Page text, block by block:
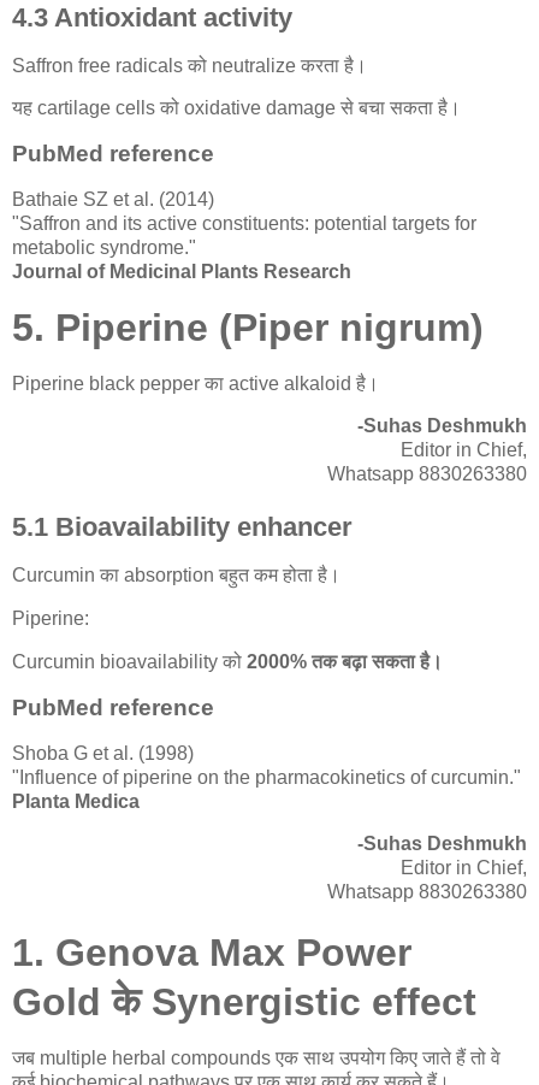
4.3 Antioxidant activity
Saffron free radicals को neutralize करता है।
यह cartilage cells को oxidative damage से बचा सकता है।
PubMed reference
Bathaie SZ et al. (2014)
"Saffron and its active constituents: potential targets for
metabolic syndrome."
Journal of Medicinal Plants Research
5. Piperine (Piper nigrum)
Piperine black pepper का active alkaloid है।
-Suhas Deshmukh
Editor in Chief,
Whatsapp 8830263380
5.1 Bioavailability enhancer
Curcumin का absorption बहुत कम होता है।
Piperine:
Curcumin bioavailability को 2000% तक बढ़ा सकता है।
PubMed reference
Shoba G et al. (1998)
"Influence of piperine on the pharmacokinetics of curcumin."
Planta Medica
-Suhas Deshmukh
Editor in Chief,
Whatsapp 8830263380
1. Genova Max Power
Gold के Synergistic effect
जब multiple herbal compounds एक साथ उपयोग किए जाते हैं तो वे